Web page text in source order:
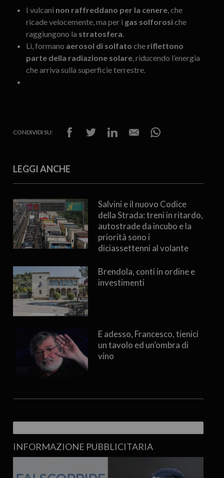
I vulcani non raffreddano per la cenere, che
ricade velocemente, ma per i gas solforosiche
raggiungono la stratosfera.
Lì, formano aerosol di solfato che riflettono
parte della radiazione solare, riducendo l’energia
che arriva sulla superficie terrestre.
CONDIVIDI SU:
LEGGI ANCHE
Salvini e il nuovo Codice
della Strada: treni in ritardo,
autostrade da incubo e la
priorità sono i
diciassettenni al volante
Brendola, conti in ordine e
investimenti
E adesso, Francesco, tienici
un tavolo ed un’ombra di
vino
INFORMAZIONE PUBBLICITARIA